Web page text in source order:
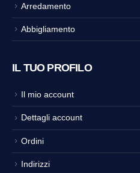
Arredamento
Abbigliamento
IL TUO PROFILO
Il mio account
Dettagli account
Ordini
Indirizzi